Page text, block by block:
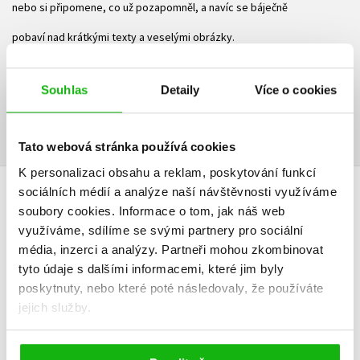
Souhlas Detaily Více o cookies
Tato webová stránka používá cookies
K personalizaci obsahu a reklam, poskytování funkcí
sociálních médií a analýze naší návštěvnosti využíváme
soubory cookies. Informace o tom, jak náš web
využíváme, sdílíme se svými partnery pro sociální
média, inzerci a analýzy. Partneři mohou zkombinovat
tyto údaje s dalšími informacemi, které jim byly
poskytnuty, nebo které poté následovaly, že používáte
jejich služby.
nebo si připomene, co už pozapomněl, a navíc se báječně
pobaví nad krátkými texty a veselými obrázky.
Ke stažení
PDF Ukázka.pdf PDF Ukázka.pdf
HODNOCENÍ ČTENÁŘŮ
V současné době nejsou vytvořena žádná uživatelská hodnocení.
Vaše hodnocení
Uživatelskou recenzi mohou vkládat pouze registrovaní uživatelé